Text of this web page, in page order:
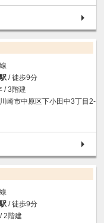
/ 徒歩9分
/ 3階建
崎市中原区下小田中3丁目2-
/ 徒歩9分
2階建